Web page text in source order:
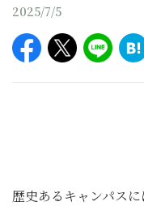
2025/7/5
歴史あるキャンパス